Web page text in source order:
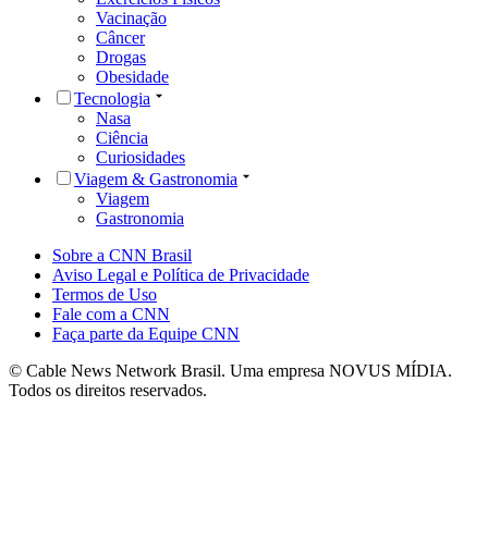
Vacinação
Câncer
Drogas
Obesidade
Tecnologia
Nasa
Ciência
Curiosidades
Viagem & Gastronomia
Viagem
Gastronomia
Sobre a CNN Brasil
Aviso Legal e Política de Privacidade
Termos de Uso
Fale com a CNN
Faça parte da Equipe CNN
© Cable News Network Brasil. Uma empresa NOVUS MÍDIA.
Todos os direitos reservados.